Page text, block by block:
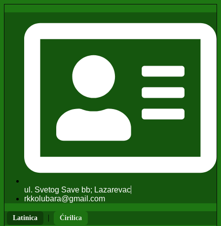
ul. Svetog Save bb; Lazarevac
rkkolubara@gmail.com
Latinica | Ćirilica